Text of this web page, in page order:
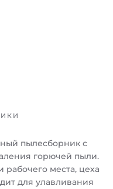
пылесборник с
горючей пыли.
рабочего места, цеха
для улавливания